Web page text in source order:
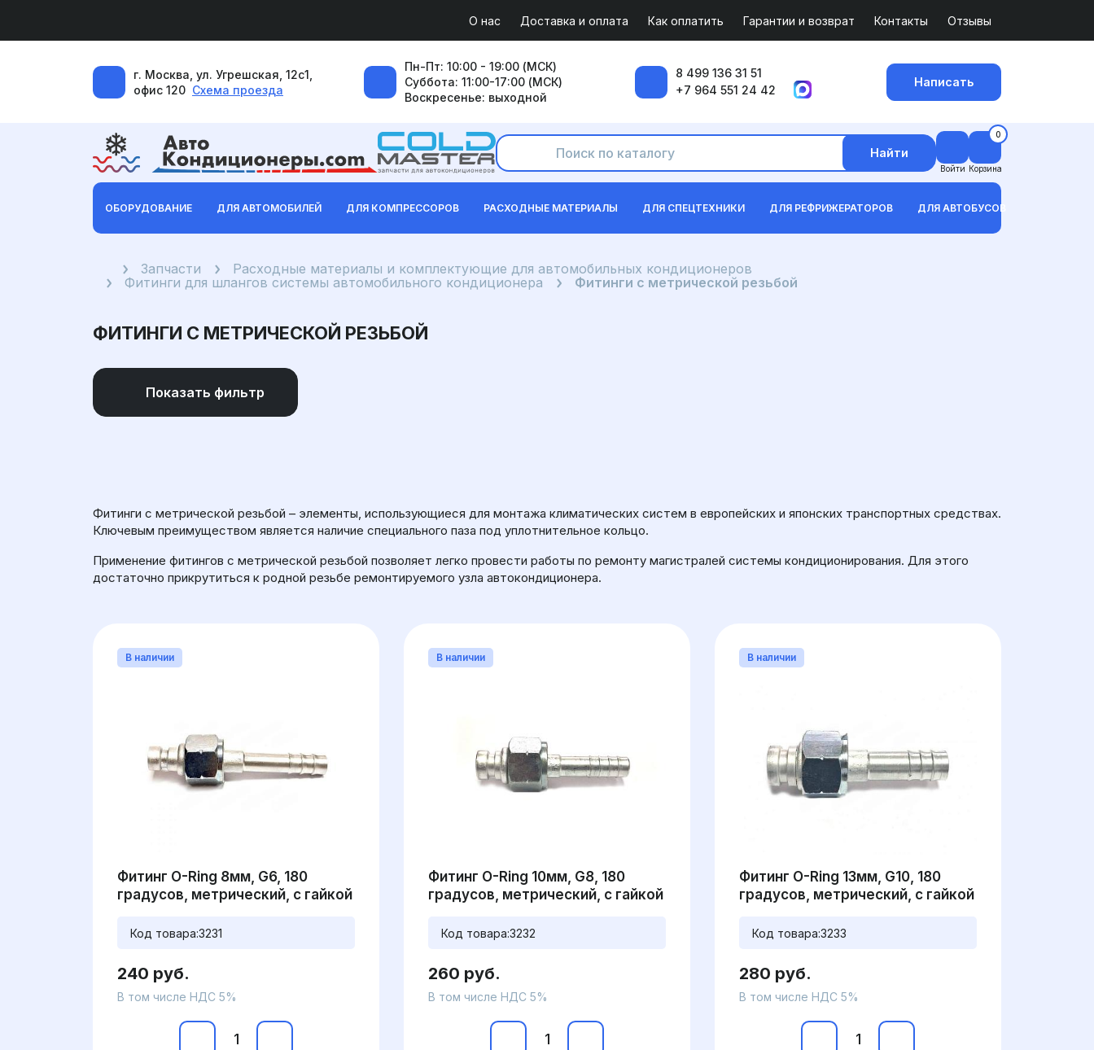
О нас Доставка и оплата Как оплатить Гарантии и возврат Контакты Отзывы
г. Москва, ул. Угрешская, 12с1,
офис 120 Схема проезда
Пн-Пт: 10:00 - 19:00 (МСК)
Суббота: 11:00-17:00 (МСК)
Воскресенье: выходной
8 499 136 31 51
+7 964 551 24 42
Написать
Найти
Войти
0
Корзина
ОБОРУДОВАНИЕ ДЛЯ АВТОМОБИЛЕЙ ДЛЯ КОМПРЕССОРОВ РАСХОДНЫЕ МАТЕРИАЛЫ ДЛЯ СПЕЦТЕХНИКИ ДЛЯ РЕФРИЖЕРАТОРОВ ДЛЯ АВТОБУСОВ
ГлавнаяЗапчасти
Расходные материалы и комплектующие для автомобильных кондиционеров
Фитинги для шлангов системы автомобильного кондиционера
Фитинги с метрической резьбой
ФИТИНГИ С МЕТРИЧЕСКОЙ РЕЗЬБОЙ
Показать фильтр
Фитинги с метрической резьбой – элементы, использующиеся для монтажа климатических систем в европейских и японских транспортных средствах.
Ключевым преимуществом является наличие специального паза под уплотнительное кольцо.
Применение фитингов с метрической резьбой позволяет легко провести работы по ремонту магистралей системы кондиционирования. Для этого
достаточно прикрутиться к родной резьбе ремонтируемого узла автокондиционера.
В наличии
Фитинг O-Ring 8мм, G6, 180
градусов, метрический, с гайкой
Код товара:3231
240 руб.
В том числе НДС 5%
В наличии
Фитинг O-Ring 10мм, G8, 180
градусов, метрический, с гайкой
Код товара:3232
260 руб.
В том числе НДС 5%
В наличии
Фитинг O-Ring 13мм, G10, 180
градусов, метрический, с гайкой
Код товара:3233
280 руб.
В том числе НДС 5%